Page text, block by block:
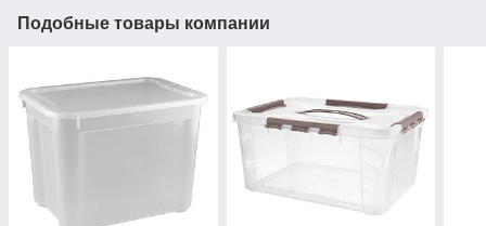
Подобные товары компании